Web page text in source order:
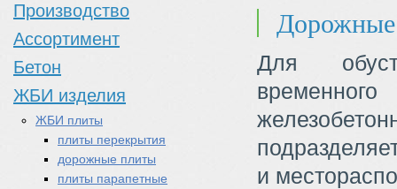
Производство
Ассортимент
Бетон
ЖБИ изделия
ЖБИ плиты
плиты перекрытия
дорожные плиты
плиты парапетные
Для
и